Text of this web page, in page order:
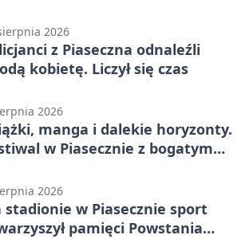
2026
z Piaseczna odnaleźli
kobietę. Liczył się czas
2026
manga i dalekie horyzonty.
w Piasecznie z bogatym
2026
stadionie w Piasecznie sport
pamięci Powstania